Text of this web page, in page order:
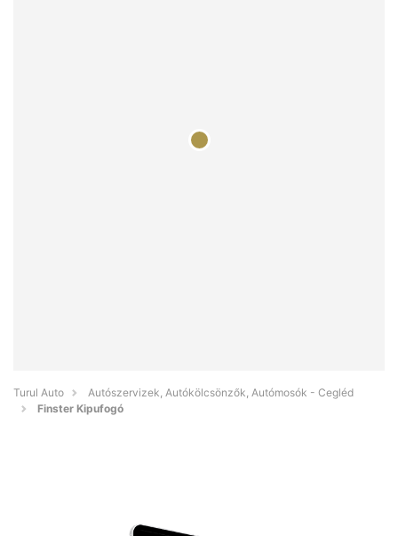
Turul Auto
Autószervizek, Autókölcsönzők, Autómosók - Cegléd
Finster Kipufogó